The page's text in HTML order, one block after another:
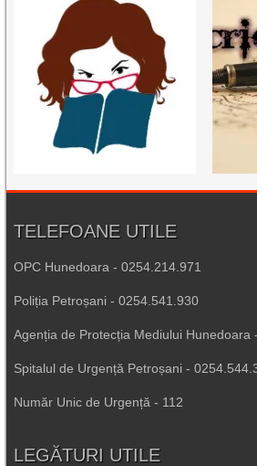
TELEFOANE UTILE
OPC Hunedoara - 0254.214.971
Poliția Petroșani - 0254.541.930
Agenția de Protecția Mediului Hunedoara
Spitalul de Urgență Petroșani -
Număr Unic de Urgență - 112
LEGĂTURI UTILE